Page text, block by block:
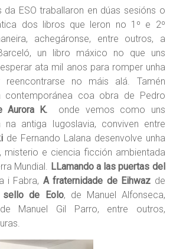
ESO traballaron en dúas sesións o
dos libros que leron no 1º e 2º
achegáronse, entre outros, a
un libro máxico no que uns
ata mil anos para romper unha
no máis alá. Tamén
contemporánea coa obra de Pedro
Aurora K.
onde vemos como uns
na antiga Iugoslavia, conviven entre
de Fernando Lalana desenvolve unha
misterio e ciencia ficción ambientada
Mundial. LLamando a las puertas del
i Fabra, A fraternidade de Eihwaz de
sello de Eolo, de Manuel Alfonseca,
Manuel Gil Parro, entre outros,